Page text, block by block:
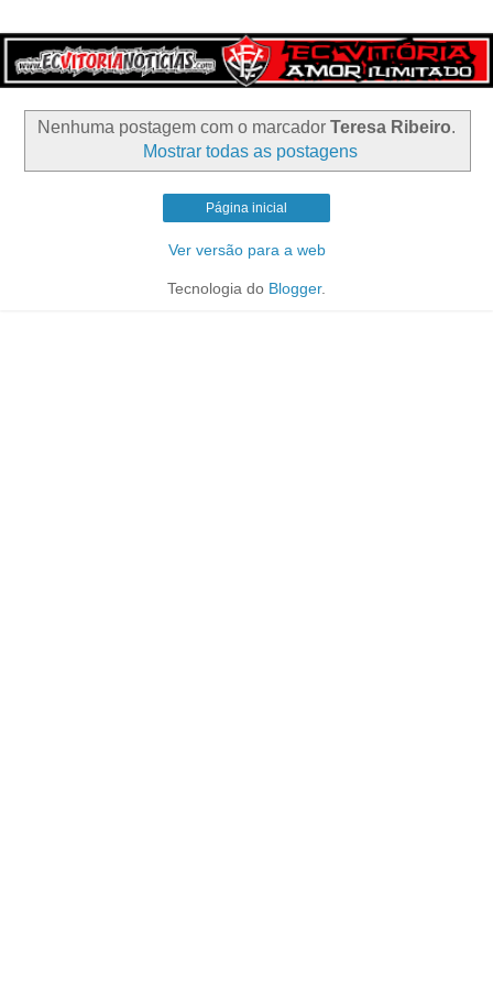
Nenhuma postagem com o marcador Teresa Ribeiro.
Mostrar todas as postagens
Página inicial
Ver versão para a web
Tecnologia do Blogger.